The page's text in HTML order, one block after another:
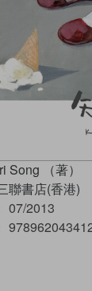
Song （著）
聯書店(香港)
07/2013